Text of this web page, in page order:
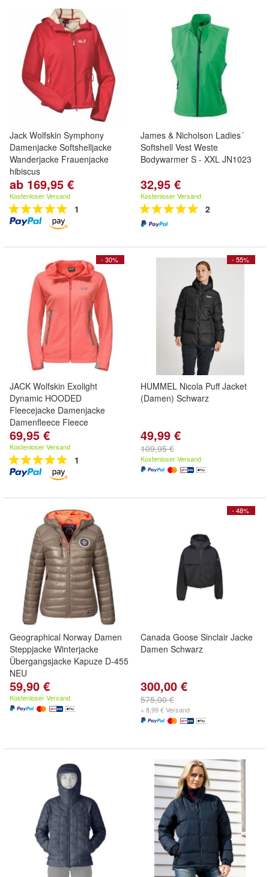
Jack Wolfskin Symphony
Damenjacke Softshelljacke
Wanderjacke Frauenjacke
hibiscus
ab 169,95 €
Kostenloser Versand
1
James & Nicholson Ladies´
Softshell Vest Weste
Bodywarmer S - XXL JN1023
32,95 €
Kostenloser Versand
2
- 30%
JACK Wolfskin Exolight
Dynamic HOODED
Fleecejacke Damenjacke
Damenfleece Fleece
69,95 €
Kostenloser Versand
1
- 55%
HUMMEL Nicola Puff Jacket
(Damen) Schwarz
49,99 €
109,95 €
Kostenloser Versand
Geographical Norway Damen
Steppjacke Winterjacke
Übergangsjacke Kapuze D-455
NEU
59,90 €
Kostenloser Versand
- 48%
Canada Goose Sinclair Jacke
Damen Schwarz
300,00 €
575,00 €
+ 8,99 € Versand